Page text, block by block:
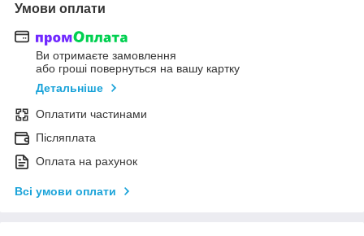
Умови оплати
Ви отримаєте замовлення
або гроші повернуться на вашу картку
Детальніше
Оплатити частинами
Післяплата
Оплата на рахунок
Всі умови оплати